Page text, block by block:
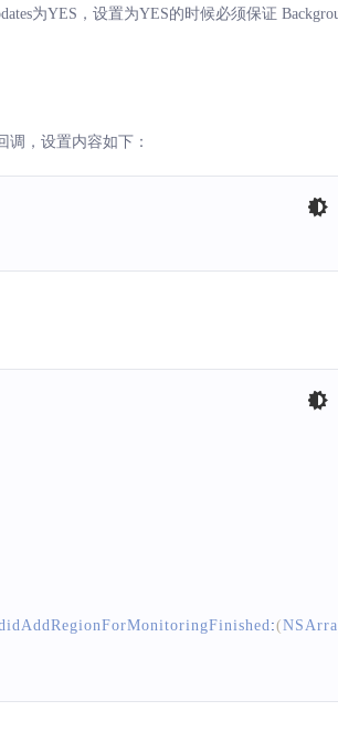
为YES，设置为YES的时候必须保证
调，设置内容如下：
:(